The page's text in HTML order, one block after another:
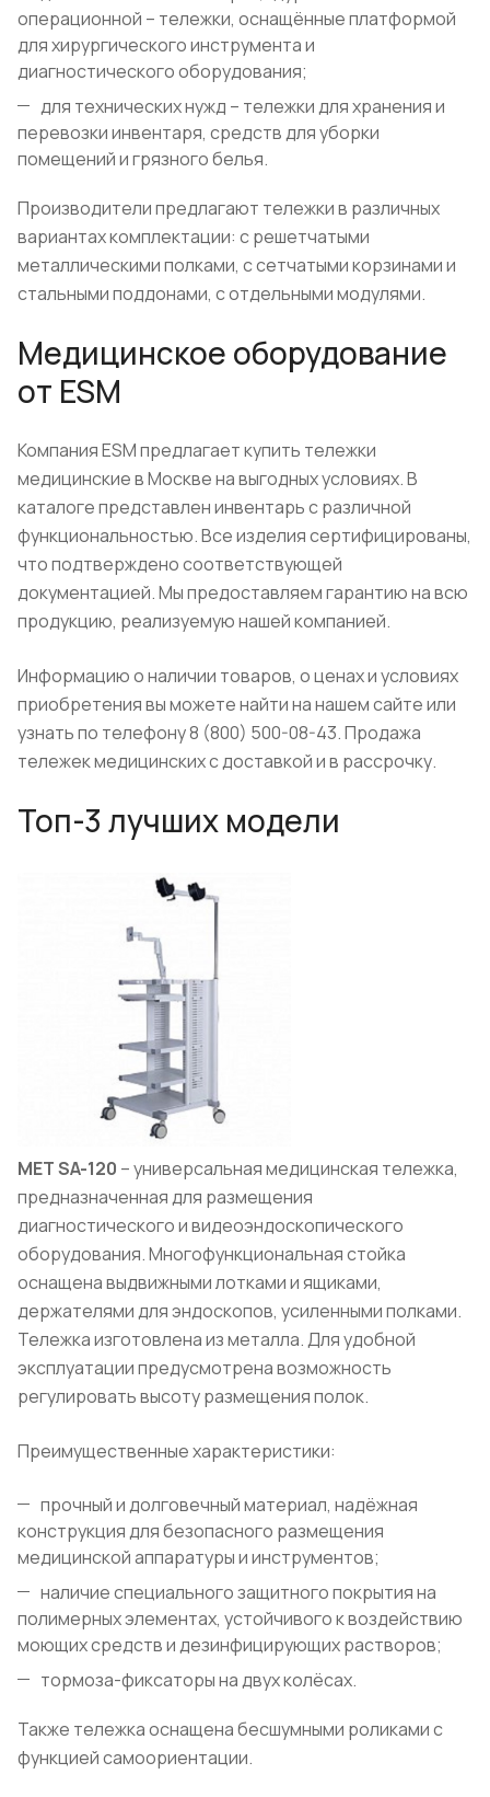
операционной – тележки, оснащённые платформой
для хирургического инструмента и
диагностического оборудования;
для технических нужд – тележки для хранения и
перевозки инвентаря, средств для уборки
помещений и грязного белья.
Производители предлагают тележки в различных
вариантах комплектации: с решетчатыми
металлическими полками, с сетчатыми корзинами и
стальными поддонами, с отдельными модулями.
Медицинское оборудование
от ESM
Компания ESM предлагает купить тележки
медицинские в Москве на выгодных условиях. В
каталоге представлен инвентарь с различной
функциональностью. Все изделия сертифицированы,
что подтверждено соответствующей
документацией. Мы предоставляем гарантию на всю
продукцию, реализуемую нашей компанией.
Информацию о наличии товаров, о ценах и условиях
приобретения вы можете найти на нашем сайте или
узнать по телефону 8 (800) 500-08-43. Продажа
тележек медицинских с доставкой и в рассрочку.
Топ-3 лучших модели
МЕТSA-120 – универсальная медицинская тележка,
предназначенная для размещения
диагностического и видеоэндоскопического
оборудования. Многофункциональная стойка
оснащена выдвижными лотками и ящиками,
держателями для эндоскопов, усиленными полками.
Тележка изготовлена из металла. Для удобной
эксплуатации предусмотрена возможность
регулировать высоту размещения полок.
Преимущественные характеристики:
прочный и долговечный материал, надёжная
конструкция для безопасного размещения
медицинской аппаратуры и инструментов;
наличие специального защитного покрытия на
полимерных элементах, устойчивого к воздействию
моющих средств и дезинфицирующих растворов;
тормоза-фиксаторы на двух колёсах.
Также тележка оснащена бесшумными роликами с
функцией самоориентации.